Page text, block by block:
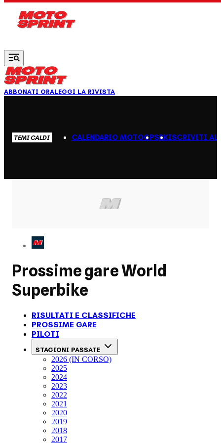
ABBONATI ORALEGGI LA RIVISTA
TEMI CALDI CALENDARIO MOTOGPSBKISCRIVITI AL
Prossime gareWorld
Superbike
RISULTATI E CLASSIFICHE
PROSSIME GARE
PILOTI
STAGIONI PASSATE
2026 (IN CORSO)
2025
2024
2023
2022
2021
2020
2019
2018
2017